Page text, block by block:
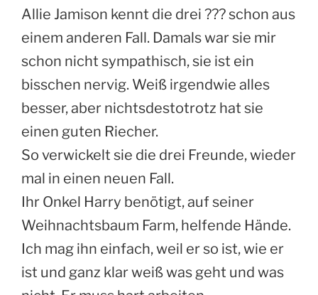
Allie Jamison kennt die drei ??? schon aus
einem anderen Fall. Damals war sie mir
schon nicht sympathisch, sie ist ein
bisschen nervig. Weiß irgendwie alles
besser, aber nichtsdestotrotz hat sie
einen guten Riecher.
So verwickelt sie die drei Freunde, wieder
mal in einen neuen Fall.
Ihr Onkel Harry benötigt, auf seiner
Weihnachtsbaum Farm, helfende Hände.
Ich mag ihn einfach, weil er so ist, wie er
ist und ganz klar weiß was geht und was